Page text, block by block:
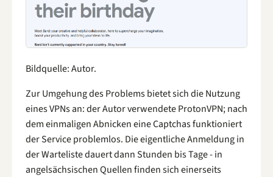
Bildquelle: Autor.
Zur Umgehung des Problems bietet sich die Nutzung
eines VPNs an: der Autor verwendete ProtonVPN; nach
dem einmaligen Abnicken eine Captchas funktioniert
der Service problemlos. Die eigentliche Anmeldung in
der Warteliste dauert dann Stunden bis Tage - in
angelsächsischen Quellen finden sich einerseits